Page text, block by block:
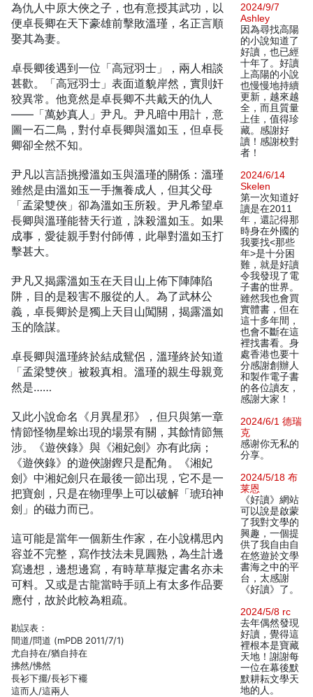
為仇人中原大俠之子，也有意授其武功，以
便卓長卿在天下豪雄前擊敗溫瑾，名正言順
娶其為妻。
卓長卿後遇到一位「高冠羽士」，兩人相談
甚歡。「高冠羽士」表面道貌岸然，實則奸
狡異常。他竟然是卓長卿不共戴天的仇人
——「萬妙真人」尹凡。尹凡暗中用計，意
圖一石二鳥，對付卓長卿與溫如玉，但卓長
卿卻全然不知。
尹凡以言語挑撥溫如玉與溫瑾的關係：溫瑾
雖然是由溫如玉一手撫養成人，但其父母
「孟梁雙俠」卻為溫如玉所殺。尹凡希望卓
長卿與溫瑾能替天行道，誅殺溫如玉。如果
成事，愛徒親手對付師傅，此舉對溫如玉打
擊甚大。
尹凡又揭露溫如玉在天目山上佈下陣陣陷
阱，目的是殺害不服從的人。為了武林公
義，卓長卿於是獨上天目山闖關，揭露溫如
玉的陰謀。
卓長卿與溫瑾終於結成鴛侶，溫瑾終於知道
「孟梁雙俠」被殺真相。溫瑾的親生母親竟
然是……
又此小說命名《月異星邪》，但只與第一章
情節怪物星蜍出現的場景有關，其餘情節無
涉。《遊俠錄》與《湘妃劍》亦有此病；
《遊俠錄》的遊俠謝鏗只是配角。《湘妃
劍》中湘妃劍只在最後一節出現，它不是一
把寶劍，只是在物理學上可以破解「琥珀神
劍」的磁力而已。
這可能是當年一個新生作家，在小說構思內
容並不完整，寫作技法未見圓熟，為生計邊
寫邊想，邊想邊寫，有時草草擬定書名亦未
可料。又或是古龍當時手頭上有太多作品要
應付，故於此較為粗疏。
勘誤表：
間道/問道 (mPDB 2011/7/1)
尤自持在/猶自持在
拂然/怫然
長衫下擺/長衫下襬
這而人/這兩人
2024/9/7
Ashley
因為尋找高陽
的小說知道了
好讀，也已經
十年了。好讀
上高陽的小說
也慢慢地持續
更新，越來越
全，而且質量
上佳，值得珍
藏。感謝好
讀！感謝校對
者！
2024/6/14
Skelen
第一次知道好
讀是在2011
年，還記得那
時身在外國的
我要找<那些
年>是十分困
難，就是好讀
令我發現了電
子書的世界。
雖然我也會買
實體書，但在
這十多年間，
也會不斷在這
裡找書看。身
處香港也要十
分感謝創辦人
和製作電子書
的各位讀友，
感謝大家！
2024/6/1 德瑞
克
感谢你无私的
分享。
2024/5/18 布
莱恩
《好讀》網站
可以說是啟蒙
了我對文學的
興趣，一個提
供了我自由自
在悠遊於文學
書海之中的平
台，太感謝
《好讀》了。
2024/5/8 rc
去年偶然發現
好讀，覺得這
裡根本是寶藏
天地！謝謝每
一位在幕後默
默耕耘文學天
地的人。